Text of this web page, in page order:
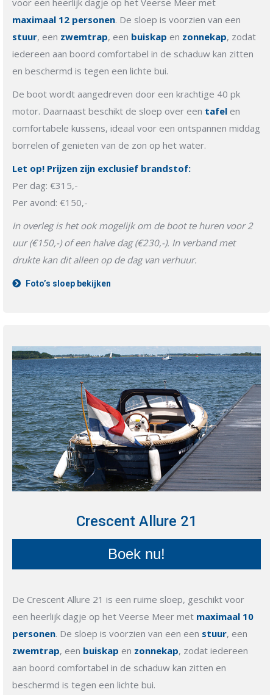
voor een heerlijk dagje op het Veerse Meer met
maximaal 12 personen. De sloep is voorzien van een
stuur, een zwemtrap, een buiskap en zonnekap, zodat
iedereen aan boord comfortabel in de schaduw kan zitten
en beschermd is tegen een lichte bui.
De boot wordt aangedreven door een krachtige 40 pk
motor. Daarnaast beschikt de sloep over een tafel en
comfortabele kussens, ideaal voor een ontspannen middag
borrelen of genieten van de zon op het water.
Let op! Prijzen zijn exclusief brandstof:
Per dag: €315,-
Per avond: €150,-
In overleg is het ook mogelijk om de boot te huren voor 2
uur (€150,-) of een halve dag (€230,-). In verband met
drukte kan dit alleen op de dag van verhuur.
Foto’s sloep bekijken
Crescent Allure 21
Boek nu!
De Crescent Allure 21 is een ruime sloep, geschikt voor
een heerlijk dagje op het Veerse Meer met maximaal 10
personen. De sloep is voorzien van een een stuur, een
zwemtrap, een buiskap en zonnekap, zodat iedereen
aan boord comfortabel in de schaduw kan zitten en
beschermd is tegen een lichte bui.